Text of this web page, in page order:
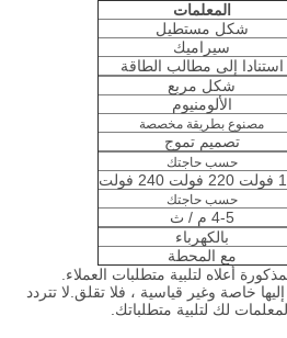
المعلمات
شكل مستطيل
سيراميك
استنادا إلى مطالب الطاقة
شكل مربع
الألومنيوم
مصنوع بطريقة مخصصة
تصميم تموج
حسب حاجتك
فولت
حسب حاجتك
4-5 م / ث
بالكهرباء
مع المحطة
أعلاه لتلبية متطلبات العملاء.
خاصة وغير قياسية ، فلا تقلق.لا تتردد
لك لتلبية متطلباتك.